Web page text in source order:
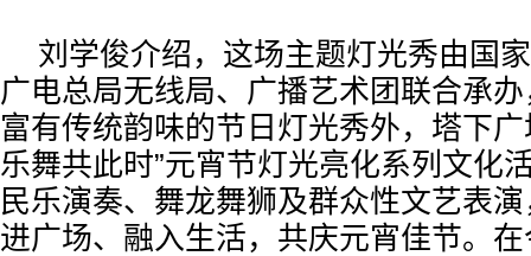
刘学俊介绍，这场主题灯光秀由国
广电总局无线局、广播艺术团联合承
富有传统韵味的节日灯光秀外，塔下
乐舞共此时”元宵节灯光亮化系列文化
民乐演奏、舞龙舞狮及群众性文艺表
进广场、融入生活，共庆元宵佳节。